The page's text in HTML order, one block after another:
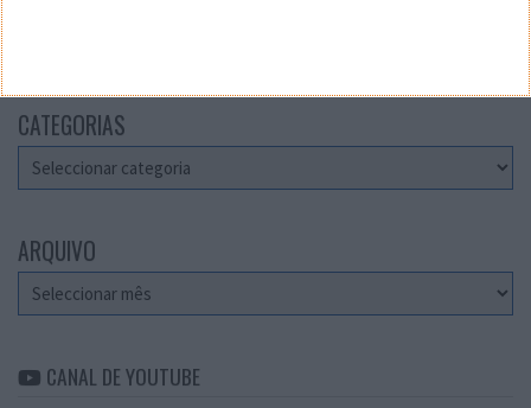
CATEGORIAS
Categorias
ARQUIVO
Arquivo
CANAL DE YOUTUBE